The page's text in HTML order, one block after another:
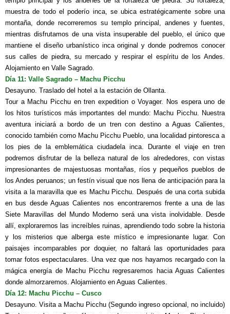
muestra de todo el poderío inca, se ubica estratégicamente sobre una
montaña, donde recorreremos su templo principal, andenes y fuentes,
mientras disfrutamos de una vista insuperable del pueblo, el único que
mantiene el diseño urbanístico inca original y donde podremos conocer
sus calles de piedra, su mercado y respirar el espíritu de los Andes.
Alojamiento en Valle Sagrado.
Día 11: Valle Sagrado – Machu Picchu
Desayuno. Traslado del hotel a la estación de Ollanta.
Tour a Machu Picchu en tren expedition o Voyager.
Nos espera uno de
los hitos turísticos más importantes del mundo: Machu Picchu.
Nuestra
aventura iniciará a bordo de un tren con destino a Aguas Calientes,
conocido también como Machu Picchu Pueblo, una localidad pintoresca a
los pies de la emblemática ciudadela inca. Durante el viaje en tren
podremos disfrutar de la belleza natural de los alrededores, con vistas
impresionantes de majestuosas montañas, ríos y pequeños pueblos de
los Andes peruanos; un festín visual que nos llena de anticipación para la
visita a la maravilla que es Machu Picchu. Después de una corta subida
en bus desde Aguas Calientes nos encontraremos frente a una de las
Siete Maravillas del Mundo Moderno será una vista inolvidable. Desde
allí, exploraremos las increíbles ruinas, aprendiendo todo sobre la historia
y los misterios que alberga este místico e impresionante lugar. Con
paisajes incomparables por doquier, no faltará las oportunidades para
tomar fotos espectaculares. Una vez que nos hayamos recargado con la
mágica energía de Machu Picchu regresaremos hacia Aguas Calientes
donde almorzaremos. Alojamiento en Aguas Calientes.
Día 12: Machu Picchu – Cusco
Desayuno. Visita a Machu Picchu (Segundo ingreso opcional, no incluido)